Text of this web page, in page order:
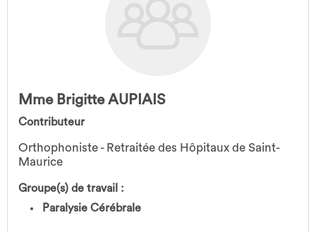
Mme Brigitte AUPIAIS
Contributeur
Orthophoniste - Retraitée des Hôpitaux de Saint-
Maurice
Groupe(s) de travail :
Paralysie Cérébrale